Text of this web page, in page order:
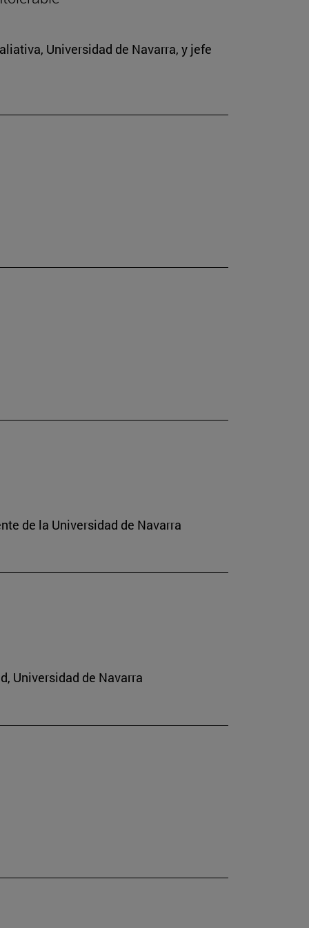
Universidad de Navarra, y jefe
de la Universidad de Navarra
Universidad de Navarra